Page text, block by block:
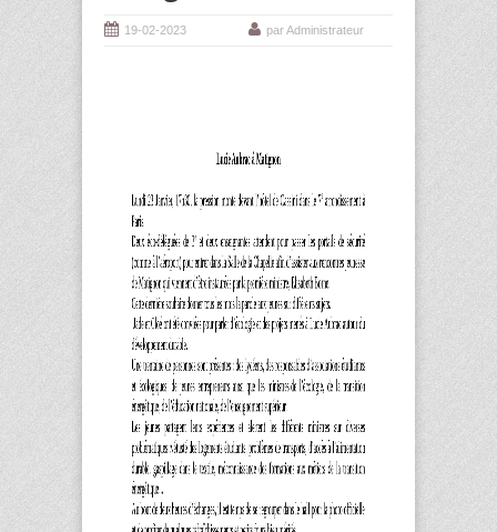
19-02-2023 par Administrateur